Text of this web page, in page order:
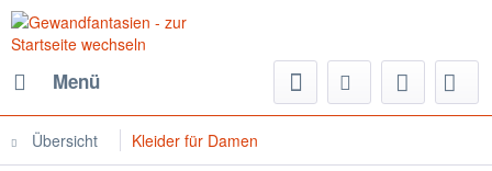
Menü
Übersicht Kleider für Damen